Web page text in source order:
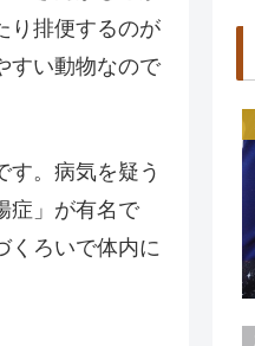
り排便するのが
すい動物なので
す。病気を疑う
症」が有名で
くろいで体内に